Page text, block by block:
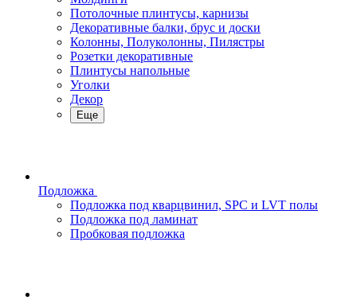
Потолочные плинтусы, карнизы
Декоративные балки, брус и доски
Колонны, Полуколонны, Пилястры
Розетки декоративные
Плинтусы напольные
Уголки
Декор
Еще
Подложка
Подложка под кварцвинил, SPC и LVT полы
Подложка под ламинат
Пробковая подложка